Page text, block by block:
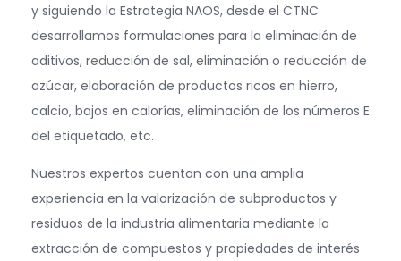
y siguiendo la Estrategia NAOS, desde el CTNC
desarrollamos formulaciones para la eliminación de
aditivos, reducción de sal, eliminación o reducción de
azúcar, elaboración de productos ricos en hierro,
calcio, bajos en calorías, eliminación de los números E
del etiquetado, etc.
Nuestros expertos cuentan con una amplia
experiencia en la valorización de subproductos y
residuos de la industria alimentaria mediante la
extracción de compuestos y propiedades de interés